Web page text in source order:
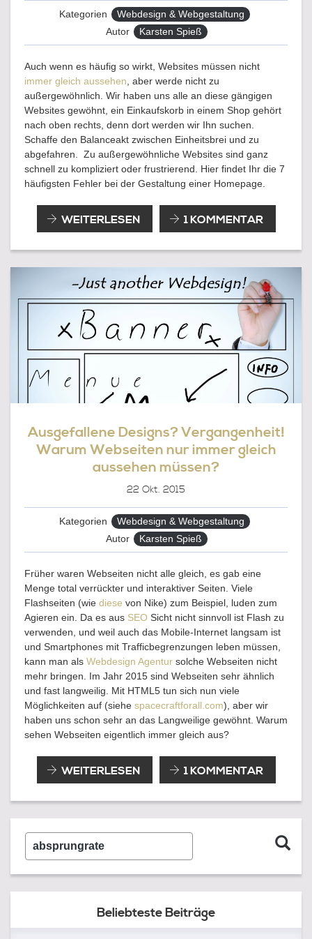
Kategorien
Webdesign & Webgestaltung
Autor
Karsten Spieß
Auch wenn es häufig so wirkt, Websites müssen nicht
immer gleich aussehen , aber werde nicht zu
außergewöhnlich. Wir haben uns alle an diese gängigen
Websites gewöhnt, ein Einkaufskorb in einem Shop gehört
nach oben rechts, denn dort werden wir Ihn suchen.
Schaffe den Balanceakt zwischen Einheitsbrei und zu
abgefahren. Zu außergewöhnliche Websites sind ganz
schnell zu kompliziert oder frustrierend. Hier findet Ihr die 7
häufigsten Fehler bei der Gestaltung einer Homepage.
7
FEHLER
BEI
GESTALTUNG
EINER
HOMEPAGE
WEITERLESEN 1 KOMMENTAR
Ausgefallene Designs? Vergangenheit!
Warum Webseiten nur immer gleich
aussehen müssen?
22 Okt. 2015
Kategorien
Webdesign & Webgestaltung
Autor
Karsten Spieß
Früher waren Webseiten nicht alle gleich, es gab eine
Menge total verrückter und interaktiver Seiten. Viele
Flashseiten (wie diese von Nike) zum Beispiel, luden zum
Agieren ein. Da es aus SEO Sicht nicht sinnvoll ist Flash zu
verwenden, und weil auch das Mobile-Internet langsam ist
und Smartphones mit Trafficbegrenzungen leben müssen,
kann man als Webdesign Agentur solche Webseiten nicht
mehr bringen. Im Jahr 2015 sind Webseiten sehr ähnlich
und fast langweilig. Mit HTML5 tun sich nun viele
Möglichkeiten auf (siehe spacecraftforall.com), aber wir
haben uns schon sehr an das Langweilige gewöhnt. Warum
sehen Webseiten eigentlich immer gleich aus?
AUSGEFALLENE
DESIGNS?
VERGANGENHEIT!
NUR
IMMER
MÜSSEN?
WEITERLESEN 1 KOMMENTAR
Beliebteste Beiträge